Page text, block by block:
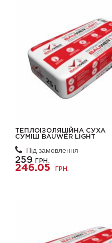
ТЕПЛОІЗОЛЯЦІЙНА СУХА
СУМІШ BAUWER LIGHT
Під замовлення
259ГРН.
246.05 ГРН.